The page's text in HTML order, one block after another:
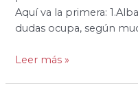
Aquí va la primera:
dudas ocupa, según
Leer más »